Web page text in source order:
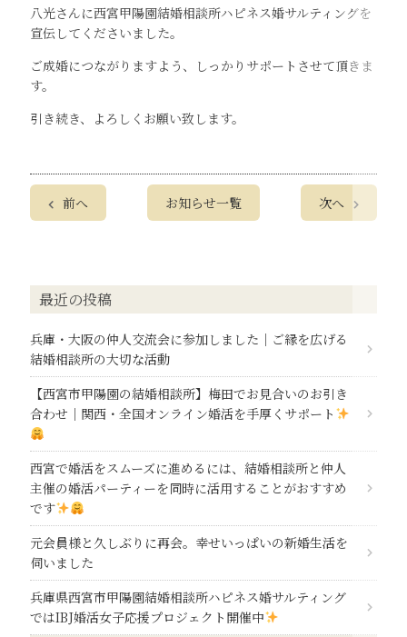
八光さんに西宮甲陽園結婚相談所ハピネス婚サルティングを
宣伝してくださいました。
ご成婚につながりますよう、しっかりサポートさせて頂きま
す。
引き続き、よろしくお願い致します。
前へ お知らせ一覧 次へ
最近の投稿
兵庫・大阪の仲人交流会に参加しました｜ご縁を広げる
結婚相談所の大切な活動
【西宮市甲陽園の結婚相談所】梅田でお見合いのお引き
合わせ｜関西・全国オンライン婚活を手厚くサポート
西宮で婚活をスムーズに進めるには、結婚相談所と仲人
主催の婚活パーティーを同時に活用することがおすすめ
です
元会員様と久しぶりに再会。幸せいっぱいの新婚生活を
伺いました
兵庫県西宮市甲陽園結婚相談所ハピネス婚サルティング
ではIBJ婚活女子応援プロジェクト開催中